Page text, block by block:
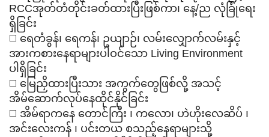
RCCအုတ်တံတိုင်းခတ်ထားပြီးဖြစ်ကာ၊ နေ့/ည လုံခြုံရေး
ရှိခြင်း
◻️ ရေတံခွန်၊ ရေကန်၊ ဥယျာဉ်၊ လမ်းလျှောက်လမ်းနှင့်
အားကစားနေရာများပါဝင်သော Living Environment
ပါရှိခြင်း
◻️ မြေညှိထားပြီးသား အကွက်တွေဖြစ်လို့ အသင့်
အိမ်ဆောက်လုပ်နေထိုင်နိုင်ခြင်း
◻️ အိမ်ရာကနေ တောင်ကြီး ၊ ကလော၊ ဟဲဟိုးလေဆိပ် ၊
အင်းလေးကန် ၊ ပင်းတယ စသည့်နေရာများသို့